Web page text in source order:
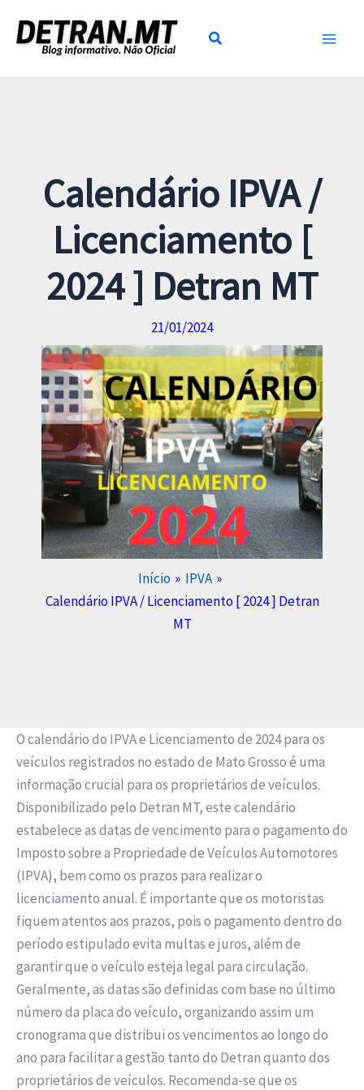
para
conteúdo
Calendário IPVA /
Licenciamento [
2024 ] Detran MT
21/01/2024
Início
IPVA
Calendário IPVA / Licenciamento [ 2024 ] Detran
MT
O calendário do IPVA e Licenciamento de 2024 para os
veículos registrados no estado de Mato Grosso é uma
informação crucial para os proprietários de veículos.
Disponibilizado pelo Detran MT, este calendário
estabelece as datas de vencimento para o pagamento do
Imposto sobre a Propriedade de Veículos Automotores
(IPVA), bem como os prazos para realizar o
licenciamento anual. É importante que os motoristas
fiquem atentos aos prazos, pois o pagamento dentro do
período estipulado evita multas e juros, além de
garantir que o veículo esteja legal para circulação.
Geralmente, as datas são definidas com base no último
número da placa do veículo, organizando assim um
cronograma que distribui os vencimentos ao longo do
ano para facilitar a gestão tanto do Detran quanto dos
proprietários de veículos. Recomenda-se que os